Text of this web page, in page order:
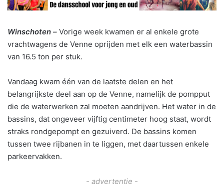
Winschoten – Vorige week kwamen er al enkele grote
vrachtwagens de Venne oprijden met elk een waterbassin
van 16.5 ton per stuk.
Vandaag kwam één van de laatste delen en het
belangrijkste deel aan op de Venne, namelijk de pompput
die de waterwerken zal moeten aandrijven. Het water in de
bassins, dat ongeveer vijftig centimeter hoog staat, wordt
straks rondgepompt en gezuiverd. De bassins komen
tussen twee rijbanen in te liggen, met daartussen enkele
parkeervakken.
- advertentie -